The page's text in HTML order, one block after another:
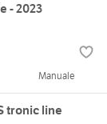
- 2023
Manuale
tronic line